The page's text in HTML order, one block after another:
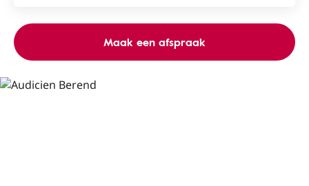
Maak een afspraak